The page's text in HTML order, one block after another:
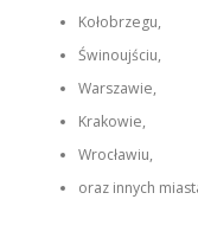
Kołobrzegu,
Świnoujściu,
Warszawie,
Krakowie,
Wrocławiu,
oraz innych